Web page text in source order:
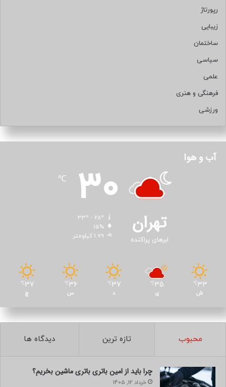
رپورتاژ
زیبایی
ساختمان
سیاسی
علمی
فرهنگی و هنری
ورزشی
آب و هوا
تهران
ابرهای پراکنده
30
℃
15%
1.79 کیلومتر
33
℃
ش
35
℃
ی
37
℃
د
36
℃
س
37
℃
چ
محبوب تازه ترین دیدگاه ها
چرا باید از امین باتری باتری ماشین بخریم؟
خرداد 12, 1405